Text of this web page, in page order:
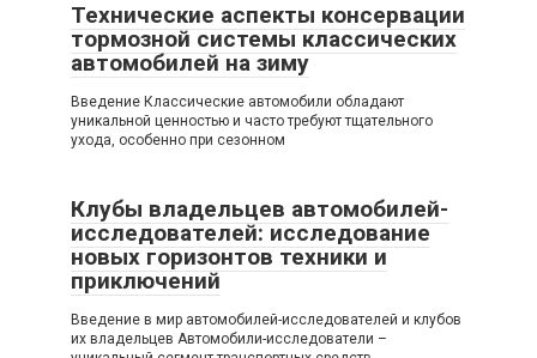
Технические аспекты консервации
тормозной системы классических
автомобилей на зиму
Введение Классические автомобили обладают
уникальной ценностью и часто требуют тщательного
ухода, особенно при сезонном
Клубы владельцев автомобилей-
исследователей: исследование
новых горизонтов техники и
приключений
Введение в мир автомобилей-исследователей и клубов
их владельцев Автомобили-исследователи –